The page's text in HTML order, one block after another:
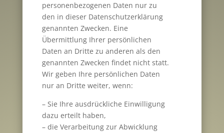
personenbezogenen Daten nur zu
den in dieser Datenschutzerklärung
genannten Zwecken. Eine
Übermittlung Ihrer persönlichen
Daten an Dritte zu anderen als den
genannten Zwecken findet nicht statt.
Wir geben Ihre persönlichen Daten
nur an Dritte weiter, wenn:
– Sie Ihre ausdrückliche Einwilligung
dazu erteilt haben,
– die Verarbeitung zur Abwicklung